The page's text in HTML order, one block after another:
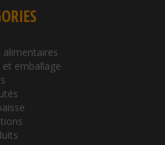
alimentaires
et emballage